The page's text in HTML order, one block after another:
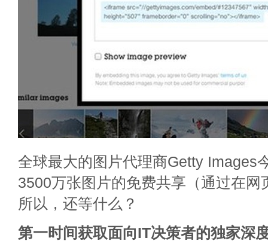
全球最大的图片代理商Getty Images
3500万张图片的免费共享（通过在网
所以，还等什么？
第一时间获取面向IT决策者的独家深